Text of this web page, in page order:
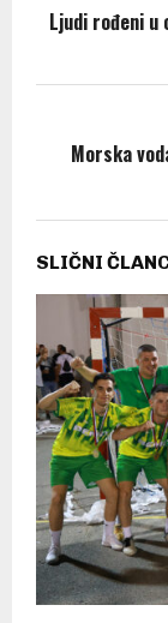
Ljudi rođeni u
Morska
SLIČNI